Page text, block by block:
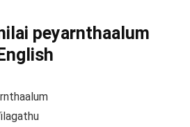
peyarnthaalum